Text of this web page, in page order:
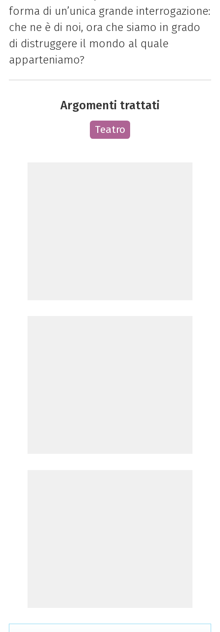
forma di un’unica grande interrogazione:
che ne è di noi, ora che siamo in grado
di distruggere il mondo al quale
apparteniamo?
Argomenti trattati
Teatro